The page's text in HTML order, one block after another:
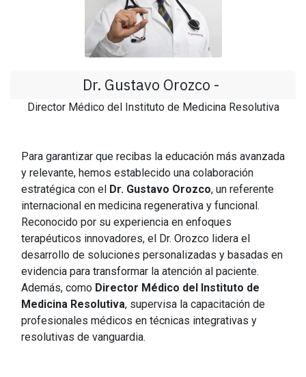
Dr. Gustavo Orozco -
Director Médico del Instituto de Medicina Resolutiva
Para garantizar que recibas la educación más avanzada
y relevante, hemos establecido una colaboración
estratégica con el Dr. Gustavo Orozco, un referente
internacional en medicina regenerativa y funcional.
Reconocido por su experiencia en enfoques
terapéuticos innovadores, el Dr. Orozco lidera el
desarrollo de soluciones personalizadas y basadas en
evidencia para transformar la atención al paciente.
Además, como Director Médico del Instituto de
Medicina Resolutiva, supervisa la capacitación de
profesionales médicos en técnicas integrativas y
resolutivas de vanguardia.